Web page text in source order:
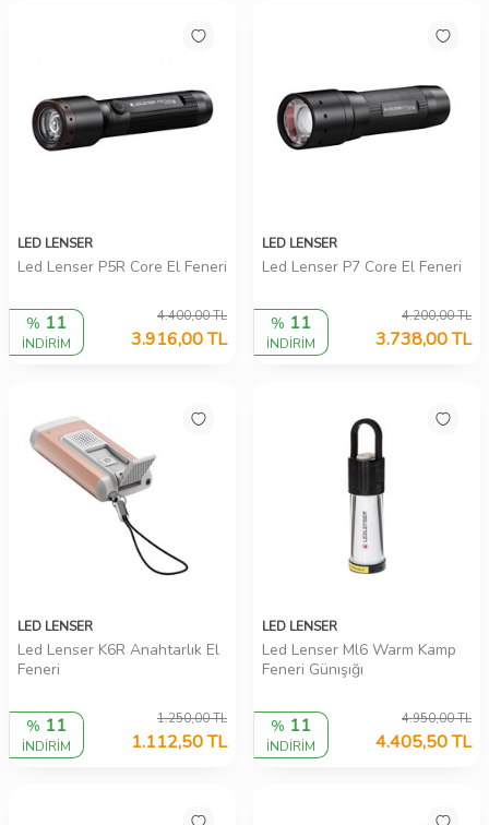
LED LENSER
Led Lenser P5R Core El Feneri
% 11
İNDİRİM
4.400,00TL
3.916,00TL
LED LENSER
Led Lenser P7 Core El Feneri
% 11
İNDİRİM
4.200,00TL
3.738,00TL
LED LENSER
Led Lenser K6R Anahtarlık El
Feneri
% 11
İNDİRİM
1.250,00TL
1.112,50TL
LED LENSER
Led Lenser Ml6 Warm Kamp
Feneri Günışığı
% 11
İNDİRİM
4.950,00TL
4.405,50TL